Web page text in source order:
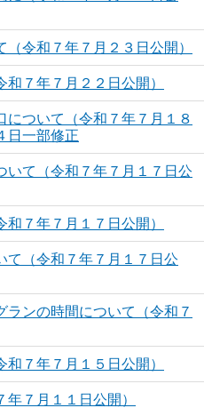
令和７年７月２３日公開）
７年７月２２日公開）
について（令和７年７月１８
日一部修正
いて（令和７年７月１７日公
７年７月１７日公開）
て（令和７年７月１７日公
ンの時間について（令和７
７年７月１５日公開）
７月１１日公開）